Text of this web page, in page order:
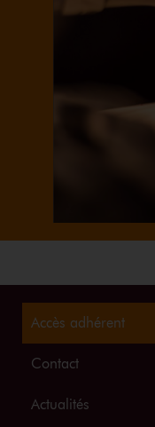
Accès adhérent
Contact
Actualités